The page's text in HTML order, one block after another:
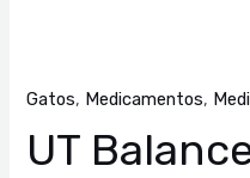
Gatos, Medicamentos,
UT